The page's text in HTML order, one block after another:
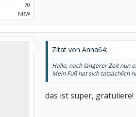
70
NRW
Zitat von Anna64: ↑
Hallo, nach längerer Zeit nun
Mein Fuß hat sich tatsächlich
das ist super,